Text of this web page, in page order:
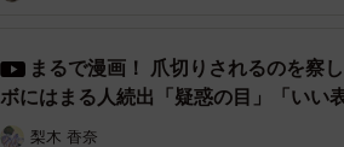
まるで漫画！ 爪切りされるのを察
ボにはまる人続出「疑惑の目」「いい
梨木 香奈